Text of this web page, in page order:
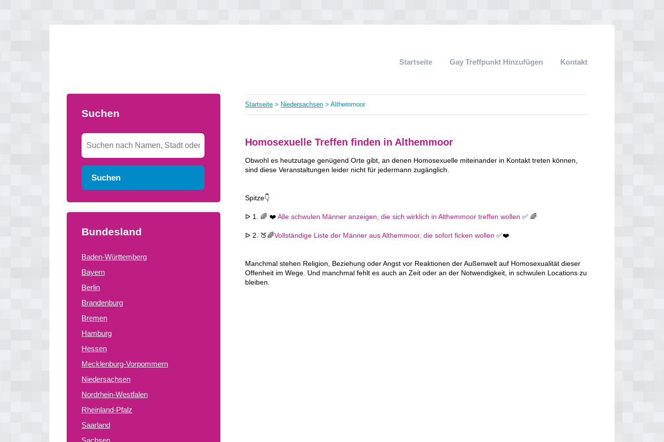
Startseite Gay Treffpunkt Hinzufügen Kontakt
Suchen
Suchen
Bundesland
Baden-Württemberg
Bayern
Berlin
Brandenburg
Bremen
Hamburg
Hessen
Mecklenburg-Vorpommern
Niedersachsen
Nordrhein-Westfalen
Rheinland-Pfalz
Saarland
Sachsen
Startseite > Niedersachsen > Althemmoor
Homosexuelle Treffen finden in Althemmoor
Obwohl es heutzutage genügend Orte gibt, an denen Homosexuelle miteinander in Kontakt treten können,
sind diese Veranstaltungen leider nicht für jedermann zugänglich.
Spitze👇
ᐅ 1. 🌈 ❤️Alle schwulen Männer anzeigen, die sich wirklich in Althemmoor treffen wollen ✅ 🌈
ᐅ 2. 🍑🌈Vollständige Liste der Männer aus Althemmoor, die sofort ficken wollen ✅❤️
Manchmal stehen Religion, Beziehung oder Angst vor Reaktionen der Außenwelt auf Homosexualität dieser
Offenheit im Wege. Und manchmal fehlt es auch an Zeit oder an der Notwendigkeit, in schwulen Locations zu
bleiben.